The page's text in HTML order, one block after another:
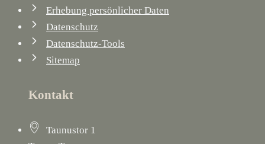
Erhebung persönlicher Daten
Datenschutz
Datenschutz-Tools
Sitemap
Kontakt
Taunustor 1